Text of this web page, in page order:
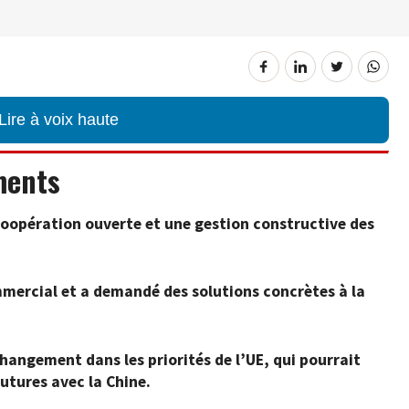
à voix haute
ouverte et une gestion constructive des
et a demandé des solutions concrètes à la
dans les priorités de l’UE, qui pourrait
avec la Chine.